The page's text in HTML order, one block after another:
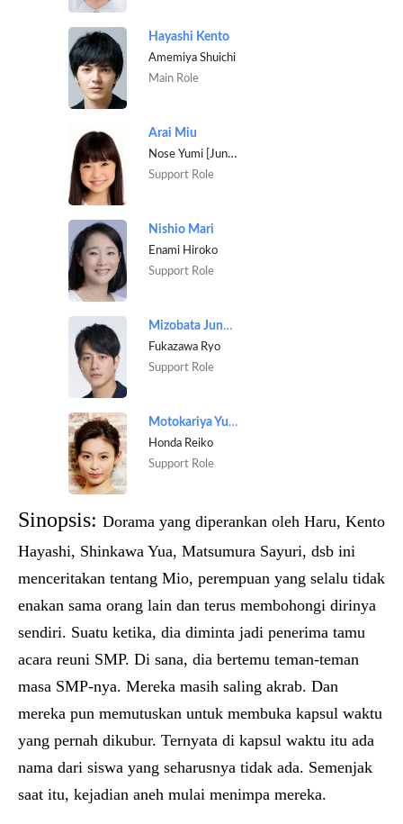
Hayashi Kento
Amemiya Shuichi
Main Role
Arai Miu
Nose Yumi [Junior High School]
Support Role
Nishio Mari
Enami Hiroko
Support Role
Mizobata Junpei
Fukazawa Ryo
Support Role
Motokariya Yuika
Honda Reiko
Support Role
Sinopsis: Dorama yang diperankan oleh Haru, Kento
Hayashi, Shinkawa Yua, Matsumura Sayuri, dsb ini
menceritakan tentang Mio, perempuan yang selalu tidak
enakan sama orang lain dan terus membohongi dirinya
sendiri. Suatu ketika, dia diminta jadi penerima tamu
acara reuni SMP. Di sana, dia bertemu teman-teman
masa SMP-nya. Mereka masih saling akrab. Dan
mereka pun memutuskan untuk membuka kapsul waktu
yang pernah dikubur. Ternyata di kapsul waktu itu ada
nama dari siswa yang seharusnya tidak ada. Semenjak
saat itu, kejadian aneh mulai menimpa mereka.